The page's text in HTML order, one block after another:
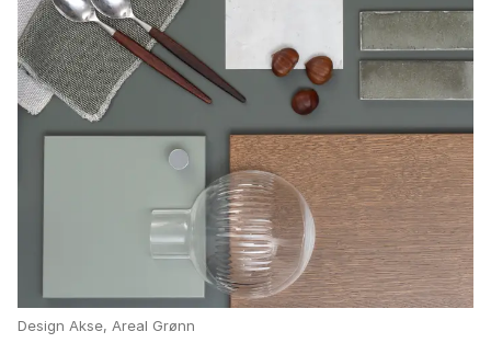
Design Akse, Areal Grønn